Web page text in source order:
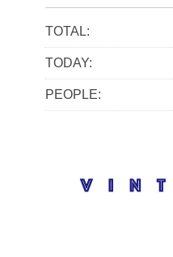
i
v
s
TOTAL:
TODAY:
PEOPLE: